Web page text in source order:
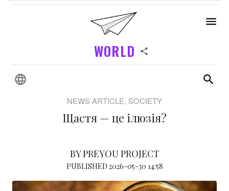
WORLD
NEWS ARTICLE, SOCIETY
Щастя — це ілюзія?
BY PREYOU PROJECT
PUBLISHED 2026-05-30 14:58